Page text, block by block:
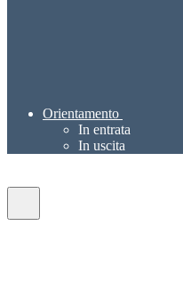
Orientamento
In entrata
In uscita